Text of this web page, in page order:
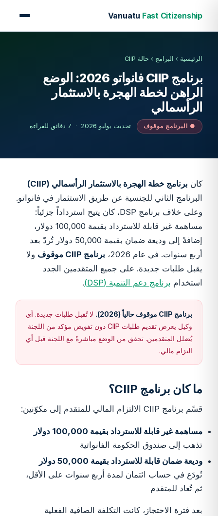
Vanuatu Fast Citizenship
الرئيسية › البرامج › حالة CIIP
برنامج CIIP فانواتو 2026: الوضع
الراهن لخطة الهجرة بالاستثمار
الرأسمالي
● البرنامج موقوف تحديث يوليو 2026 · 7 دقائق للقراءة
كان برنامج خطة الهجرة بالاستثمار الرأسمالي (CIIP)
البرنامج الثاني للجنسية عن طريق الاستثمار في فانواتو.
وعلى خلاف برنامج DSP، كان يتيح استرداداً جزئياً:
مساهمة غير قابلة للاسترداد بقيمة 100,000 دولار،
إضافةً إلى وديعة ضمان بقيمة 50,000 دولار تُردّ بعد
أربع سنوات. في عام 2026،
برنامج CIIP موقوف
ولا
يقبل طلبات جديدة. على جميع المتقدمين الجدد
استخدام برنامج دعم التنمية (DSP) .
برنامج CIIP موقوف حالياً (2026).
لا تُقبل طلبات جديدة. أي
وكيل يعرض تقديم طلبات CIIP دون تفويض مؤكد من اللجنة
يُضلل المتقدمين. تحقق من الوضع مباشرةً مع اللجنة قبل أي
التزام مالي.
ما كان برنامج CIIP؟
قسّم برنامج CIIP الالتزام المالي للمتقدم إلى مكوّنين:
مساهمة غير قابلة للاسترداد بقيمة 100,000 دولار
تذهب إلى صندوق الحكومة الفانواتية
وديعة ضمان قابلة للاسترداد بقيمة 50,000 دولار
تُودَع في حساب ائتمان لمدة أربع سنوات على الأقل،
ثم تُعاد للمتقدم
بعد فترة الاحتجاز، كانت التكلفة الصافية الفعلية